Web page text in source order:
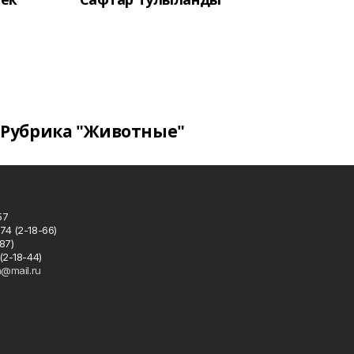
Рубрика "Животные"
(2-18-66)
18-44)